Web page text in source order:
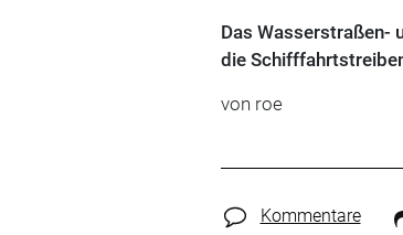
Das Wasserstraßen-
die
von roe
Kommentare